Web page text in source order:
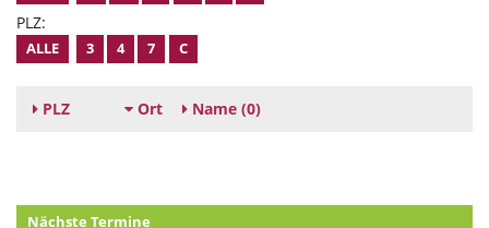
PLZ:
ALLE 3 4 7 C
PLZ Ort Name (0)
Nächste Termine